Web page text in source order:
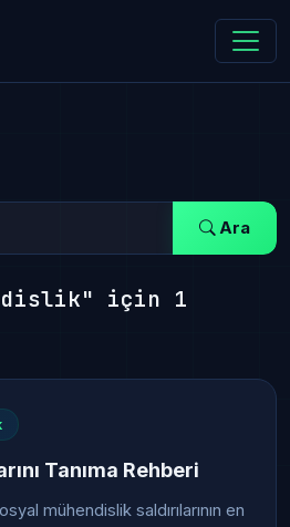
Ara
için 1
Tanıma Rehberi
mühendislik saldırılarının en